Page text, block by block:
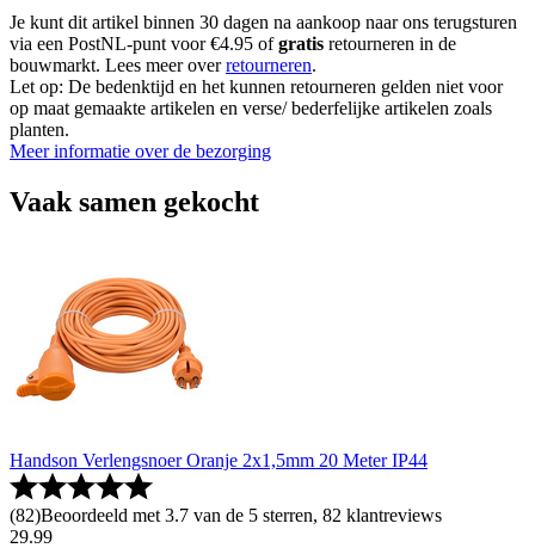
Je kunt dit artikel binnen 30 dagen na aankoop naar ons terugsturen
via een PostNL-punt voor €4.95 ofgratis retourneren in de
bouwmarkt. Lees meer overretourneren.
Let op: De bedenktijd en het kunnen retourneren gelden niet voor
op maat gemaakte artikelen en verse/ bederfelijke artikelen zoals
planten.
Meer informatie over de bezorging
Vaak samen gekocht
Handson Verlengsnoer Oranje 2x1,5mm 20 Meter IP44
(82)Beoordeeld met 3.7 van de 5 sterren, 82 klantreviews
29.99